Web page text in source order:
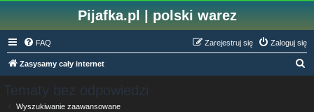
Pijafka.pl | polski warez
FAQ Zaloguj się
Zarejestruj się
Zasysamy cały internet
Tematy bez odpowiedzi
Wyszukiwanie zaawansowane